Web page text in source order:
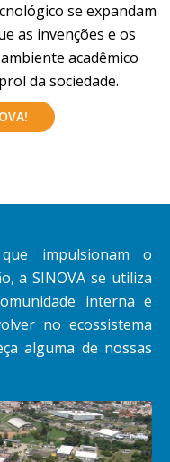
se expandam
as invenções e os
acadêmico
da sociedade.
impulsionam o
a SINOVA se utiliza
interna e
no ecossistema
alguma de nossas